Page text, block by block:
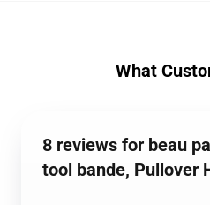
What
8 reviews for beau
tool bande, Pullover